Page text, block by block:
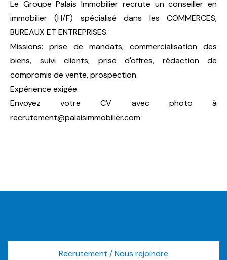
Le Groupe Palais Immobilier recrute un conseiller en
immobilier (H/F) spécialisé dans les COMMERCES,
BUREAUX ET ENTREPRISES.
Missions: prise de mandats, commercialisation des
biens, suivi clients, prise d'offres, rédaction de
compromis de vente, prospection.
Expérience exigée.
Envoyez votre CV avec photo à
recrutement@palaisimmobilier.com
Recrutement / Nous rejoindre